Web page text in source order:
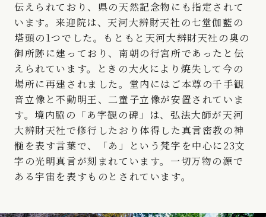
伝えられており、県の天然記念物にも指定されて
います。来迎院は、天河大辨財天社の七堂伽藍の
塔頭の1つでした。もともと天河大辨財天社の奥の
御所跡に建っており、南朝の行宮所であったと伝
えられています。ときの大火により焼失して今の
場所に再建されました。堂内にはご本尊の千手観
音立像と不動明王、二童子立像が安置されていま
す。境内脇の「あ字観の碑」は、弘法大師が天河
大辨財天社で修行したおり体得した真言密教の神
髄を表す言葉で、「あ」という梵字を中心に23文
字の光明真言が刻まれています。一切万物の源で
ある宇宙を表すものとされています。